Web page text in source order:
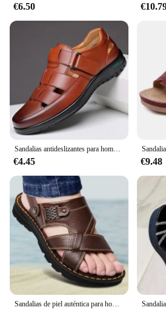
€6.50
€4.45 €9.48